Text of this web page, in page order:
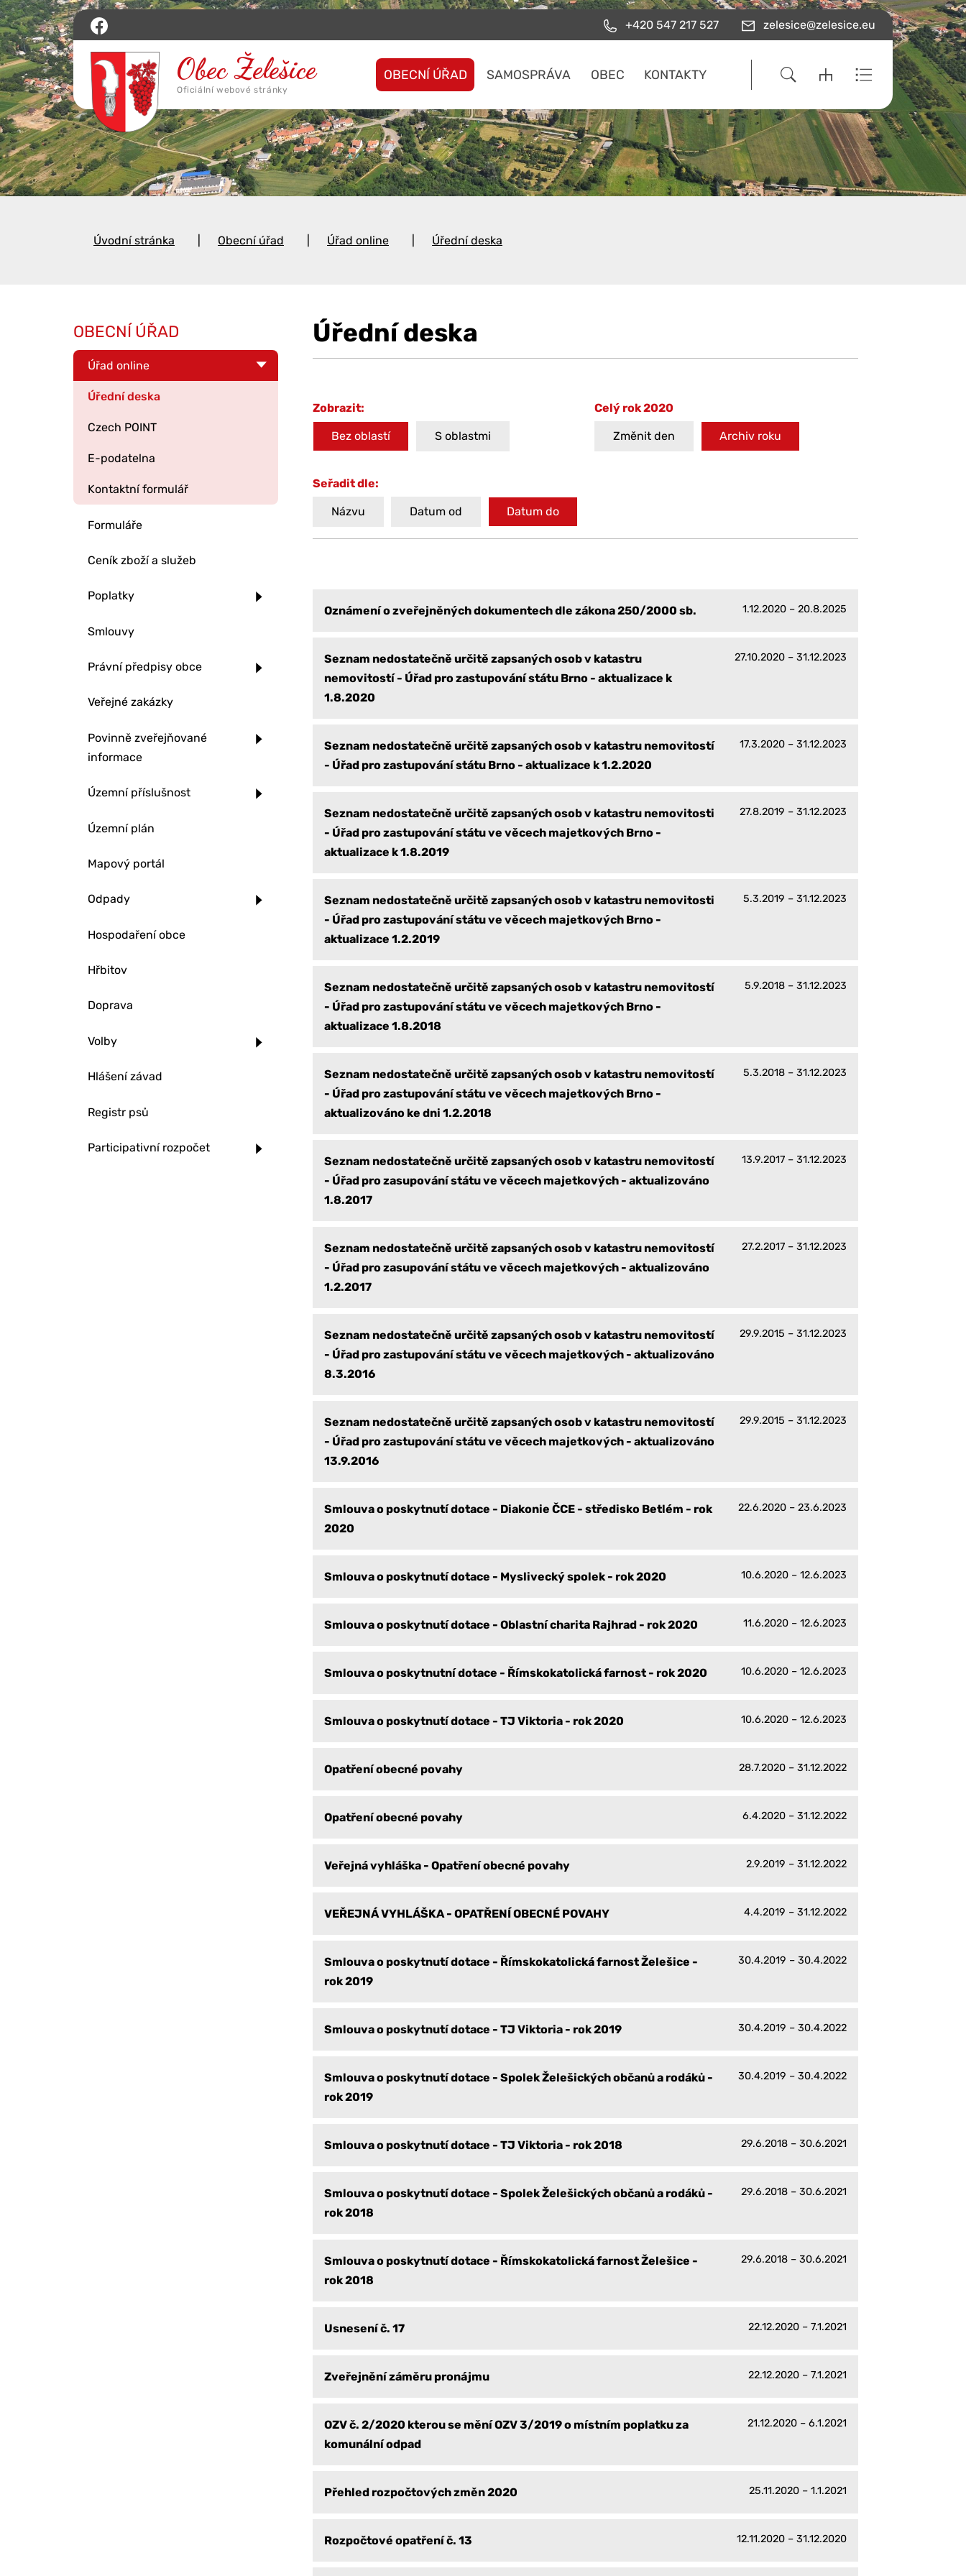
+420 547 217 527 zelesice@zelesice.eu
OBECNÍ ÚŘAD SAMOSPRÁVA OBEC KONTAKTY
Úvodní stránka Obecní úřad Úřad online Úřední deska
Úřední deska
Zobrazit:
Bez oblastí S oblastmi
Celý rok 2020
Změnit den Archiv roku
Seřadit dle:
Názvu Datum od Datum do
Oznámení o zveřejněných dokumentech dle zákona 250/2000 sb. 1.12.2020 – 20.8.2025
Seznam nedostatečně určitě zapsaných osob v katastru
nemovitostí - Úřad pro zastupování státu Brno - aktualizace k
1.8.2020
27.10.2020 – 31.12.2023
Seznam nedostatečně určitě zapsaných osob v katastru nemovitostí
- Úřad pro zastupování státu Brno - aktualizace k 1.2.2020
17.3.2020 – 31.12.2023
Seznam nedostatečně určitě zapsaných osob v katastru nemovitosti
- Úřad pro zastupování státu ve věcech majetkových Brno -
aktualizace k 1.8.2019
27.8.2019 – 31.12.2023
Seznam nedostatečně určitě zapsaných osob v katastru nemovitosti
- Úřad pro zastupování státu ve věcech majetkových Brno -
aktualizace 1.2.2019
5.3.2019 – 31.12.2023
Seznam nedostatečně určitě zapsaných osob v katastru nemovitostí
- Úřad pro zastupování státu ve věcech majetkových Brno -
aktualizace 1.8.2018
5.9.2018 – 31.12.2023
Seznam nedostatečně určitě zapsaných osob v katastru nemovitostí
- Úřad pro zastupování státu ve věcech majetkových Brno -
aktualizováno ke dni 1.2.2018
5.3.2018 – 31.12.2023
Seznam nedostatečně určitě zapsaných osob v katastru nemovitostí
- Úřad pro zasupování státu ve věcech majetkových - aktualizováno
1.8.2017
13.9.2017 – 31.12.2023
Seznam nedostatečně určitě zapsaných osob v katastru nemovitostí
- Úřad pro zasupování státu ve věcech majetkových - aktualizováno
1.2.2017
27.2.2017 – 31.12.2023
Seznam nedostatečně určitě zapsaných osob v katastru nemovitostí
- Úřad pro zastupování státu ve věcech majetkových - aktualizováno
8.3.2016
29.9.2015 – 31.12.2023
Seznam nedostatečně určitě zapsaných osob v katastru nemovitostí
- Úřad pro zastupování státu ve věcech majetkových - aktualizováno
13.9.2016
29.9.2015 – 31.12.2023
Smlouva o poskytnutí dotace - Diakonie ČCE - středisko Betlém - rok
2020
22.6.2020 – 23.6.2023
Smlouva o poskytnutí dotace - Myslivecký spolek - rok 2020 10.6.2020 – 12.6.2023
Smlouva o poskytnutí dotace - Oblastní charita Rajhrad - rok 2020 11.6.2020 – 12.6.2023
Smlouva o poskytnutní dotace - Římskokatolická farnost - rok 2020 10.6.2020 – 12.6.2023
Smlouva o poskytnutí dotace - TJ Viktoria - rok 2020 10.6.2020 – 12.6.2023
Opatření obecné povahy 28.7.2020 – 31.12.2022
Opatření obecné povahy 6.4.2020 – 31.12.2022
Veřejná vyhláška - Opatření obecné povahy 2.9.2019 – 31.12.2022
VEŘEJNÁ VYHLÁŠKA - OPATŘENÍ OBECNÉ POVAHY 4.4.2019 – 31.12.2022
Smlouva o poskytnutí dotace - Římskokatolická farnost Želešice -
rok 2019
30.4.2019 – 30.4.2022
Smlouva o poskytnutí dotace - TJ Viktoria - rok 2019 30.4.2019 – 30.4.2022
Smlouva o poskytnutí dotace - Spolek Želešických občanů a rodáků -
rok 2019
30.4.2019 – 30.4.2022
Smlouva o poskytnutí dotace - TJ Viktoria - rok 2018 29.6.2018 – 30.6.2021
Smlouva o poskytnutí dotace - Spolek Želešických občanů a rodáků -
rok 2018
29.6.2018 – 30.6.2021
Smlouva o poskytnutí dotace - Římskokatolická farnost Želešice -
rok 2018
29.6.2018 – 30.6.2021
Usnesení č. 17 22.12.2020 – 7.1.2021
Zveřejnění záměru pronájmu 22.12.2020 – 7.1.2021
OZV č. 2/2020 kterou se mění OZV 3/2019 o místním poplatku za
komunální odpad
21.12.2020 – 6.1.2021
Přehled rozpočtových změn 2020 25.11.2020 – 1.1.2021
Rozpočtové opatření č. 13 12.11.2020 – 31.12.2020
OBECNÍ ÚŘAD
Úřad online
Úřední deska
Czech POINT
E-podatelna
Kontaktní formulář
Formuláře
Ceník zboží a služeb
Poplatky
Smlouvy
Právní předpisy obce
Veřejné zakázky
Povinně zveřejňované
informace
Územní příslušnost
Územní plán
Mapový portál
Odpady
Hospodaření obce
Hřbitov
Doprava
Volby
Hlášení závad
Registr psů
Participativní rozpočet